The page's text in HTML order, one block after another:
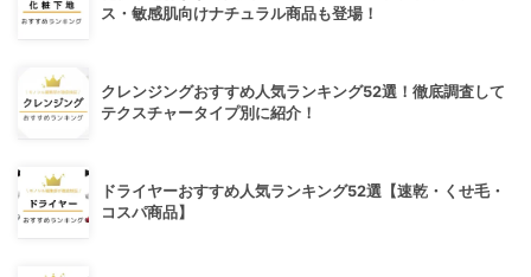
ス・敏感肌向けナチュラル商品も登場！
クレンジングおすすめ人気ランキング52選！徹底調査して
テクスチャータイプ別に紹介！
ドライヤーおすすめ人気ランキング52選【速乾・くせ毛・
コスパ商品】